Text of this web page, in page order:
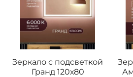
Зеркало с подсветкой
Гранд 120х80